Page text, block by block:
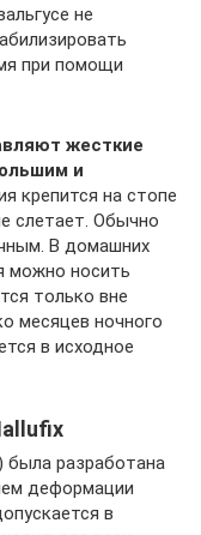
не
при помощи
жесткие
и
крепится на стопе
слетает. Обычно
В домашних
можно носить
только вне
месяцев ночного
в исходное
была разработана
деформации
в